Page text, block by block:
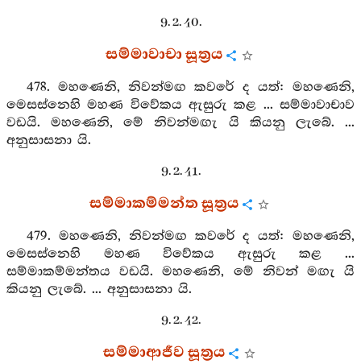
9. 2. 40.
සම්මාවාචා සූත්‍රය
478. මහණෙනි, නිවන්මඟ කවරේ ද යත්: මහණෙනි,
මෙසස්නෙහි මහණ විවේකය ඇසුරු කළ ... සම්මාවාචාව
වඩයි. මහණෙනි, මේ නිවන්මඟැ යි කියනු ලැබේ. ...
අනුසාසනා යි.
9. 2. 41.
සම්මාකම්මන්ත සූත්‍රය
479. මහණෙනි, නිවන්මඟ කවරේ ද යත්: මහණෙනි,
මෙසස්නෙහි මහණ විවේකය ඇසුරු කළ ...
සම්මාකම්මන්තය වඩයි. මහණෙනි, මේ නිවන් මඟැ යි
කියනු ලැබේ. ... අනුසාසනා යි.
9. 2. 42.
සම්මාආජීව සූත්‍රය